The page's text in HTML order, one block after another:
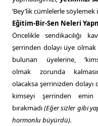
‘Bey’lik cümlelerle
Eğitim-Bir-Sen Neleri
Öncelikle sendikacılığı
şerrinden dolayı üye
bulunan üyelerine,
olmak zorunda
olacaksa şerrinizden dolayı
kimseyi şerrinden
bırakmadı(Eğer sizler gibi
hormonlu büyürdü).